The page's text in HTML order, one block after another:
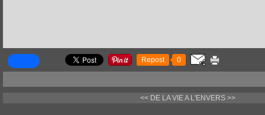
Repost 0
<< DE LA VIEA L'ENVERS >>